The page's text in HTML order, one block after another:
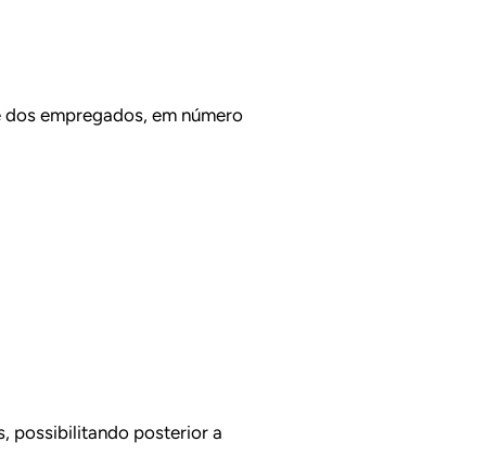
empregados, em número
possibilitando posterior a